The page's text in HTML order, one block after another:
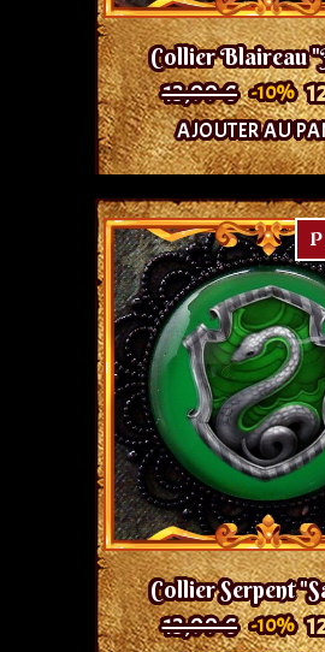
Collier Blaireau
13,99 € -10%
AJOUTER AU
Collier Serpent
13,99 € -10%